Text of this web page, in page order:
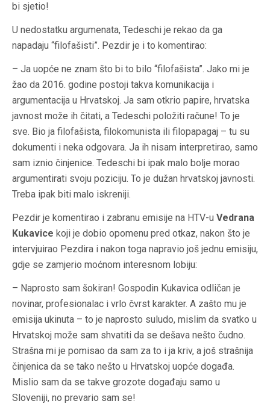
bi sjetio!
U nedostatku argumenata, Tedeschi je rekao da ga
napadaju “filofašisti”. Pezdir je i to komentirao:
– Ja uopće ne znam što bi to bilo “filofašista”. Jako mi je
žao da 2016. godine postoji takva komunikacija i
argumentacija u Hrvatskoj. Ja sam otkrio papire, hrvatska
javnost može ih čitati, a Tedeschi položiti račune! To je
sve. Bio ja filofašista, filokomunista ili filopapagaj – tu su
dokumenti i neka odgovara. Ja ih nisam interpretirao, samo
sam iznio činjenice. Tedeschi bi ipak malo bolje morao
argumentirati svoju poziciju. To je dužan hrvatskoj javnosti.
Treba ipak biti malo iskreniji.
Pezdir je komentirao i zabranu emisije na HTV-u Vedrana
Kukavice koji je dobio opomenu pred otkaz, nakon što je
intervjuirao Pezdira i nakon toga napravio još jednu emisiju,
gdje se zamjerio moćnom interesnom lobiju:
– Naprosto sam šokiran! Gospodin Kukavica odličan je
novinar, profesionalac i vrlo čvrst karakter. A zašto mu je
emisija ukinuta – to je naprosto suludo, mislim da svatko u
Hrvatskoj može sam shvatiti da se dešava nešto čudno.
Strašna mi je pomisao da sam za to i ja kriv, a još strašnija
činjenica da se tako nešto u Hrvatskoj uopće događa.
Mislio sam da se takve grozote događaju samo u
Sloveniji, no prevario sam se!